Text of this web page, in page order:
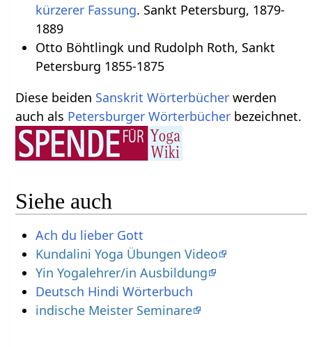
kürzerer Fassung. Sankt Petersburg, 1879-
1889
Otto Böhtlingk und Rudolph Roth, Sankt
Petersburg 1855-1875
Diese beiden Sanskrit Wörterbücher werden
auch als Petersburger Wörterbücher bezeichnet.
Siehe auch
Ach du lieber Gott
Kundalini Yoga Übungen Video
Yin Yogalehrer/in Ausbildung
Deutsch Hindi Wörterbuch
indische Meister Seminare